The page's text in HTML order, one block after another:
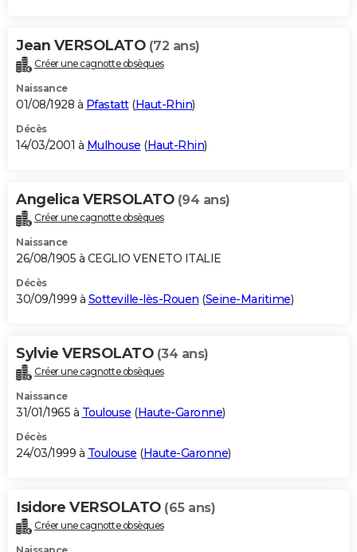
Jean VERSOLATO (72 ans)
Créer une cagnotte obsèques
Naissance
01/08/1928 à Pfastatt(Haut-Rhin)
Décès
14/03/2001 à Mulhouse (Haut-Rhin)
Angelica VERSOLATO (94 ans)
Créer une cagnotte obsèques
Naissance
26/08/1905 à CEGLIO VENETO ITALIE
Décès
30/09/1999 à Sotteville-lès-Rouen (Seine-Maritime)
Sylvie VERSOLATO (34 ans)
Créer une cagnotte obsèques
Naissance
31/01/1965 à Toulouse (Haute-Garonne)
Décès
24/03/1999 à Toulouse (Haute-Garonne)
Isidore VERSOLATO (65 ans)
Créer une cagnotte obsèques